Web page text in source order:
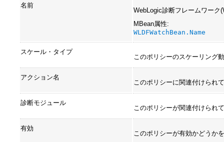
名前
WebLogic診断フレームワーク
MBean属性:
WLDFWatchBean.Name
スケール・タイプ
このポリシーのスケーリング
アクション名
このポリシーに関連付けられ
診断モジュール
このポリシーが関連付けられ
有効
このポリシーが有効かどうか